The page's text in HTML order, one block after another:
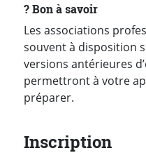
?️ Bon à savoir
Les associations
souvent à disposition
versions antérieures
permettront à votre
préparer.
Inscription